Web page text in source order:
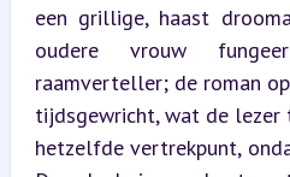
een grillige, haast
oudere vrouw
raamverteller; de roman
tijdsgewricht, wat de
hetzelfde vertrekpunt,